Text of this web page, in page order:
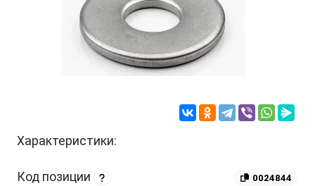
Характеристики:
Код позиции 0024844